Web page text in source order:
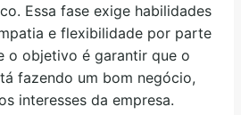
Essa fase exige habilidades
e flexibilidade por parte
o objetivo é garantir que o
fazendo um bom negócio,
interesses da empresa.